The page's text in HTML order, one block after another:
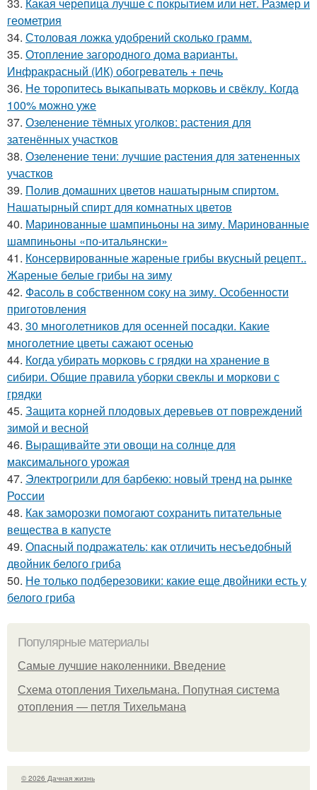
33. Какая черепица лучше с покрытием или нет. Размер и
геометрия
34. Столовая ложка удобрений сколько грамм.
35. Отопление загородного дома варианты.
Инфракрасный (ИК) обогреватель + печь
36. Не торопитесь выкапывать морковь и свёклу. Когда
100% можно уже
37. Озеленение тёмных уголков: растения для
затенённых участков
38. Озеленение тени: лучшие растения для затененных
участков
39. Полив домашних цветов нашатырным спиртом.
Нашатырный спирт для комнатных цветов
40. Маринованные шампиньоны на зиму. Маринованные
шампиньоны «по-итальянски»
41. Консервированные жареные грибы вкусный рецепт..
Жареные белые грибы на зиму
42. Фасоль в собственном соку на зиму. Особенности
приготовления
43. 30 многолетников для осенней посадки. Какие
многолетние цветы сажают осенью
44. Когда убирать морковь с грядки на хранение в
сибири. Общие правила уборки свеклы и моркови с
грядки
45. Защита корней плодовых деревьев от повреждений
зимой и весной
46. Выращивайте эти овощи на солнце для
максимального урожая
47. Электрогрили для барбекю: новый тренд на рынке
России
48. Как заморозки помогают сохранить питательные
вещества в капусте
49. Опасный подражатель: как отличить несъедобный
двойник белого гриба
50. Не только подберезовики: какие еще двойники есть у
белого гриба
Популярные материалы
Самые лучшие наколенники. Введение
Схема отопления Тихельмана. Попутная система
отопления — петля Тихельмана
© 2026 Дачная жизнь